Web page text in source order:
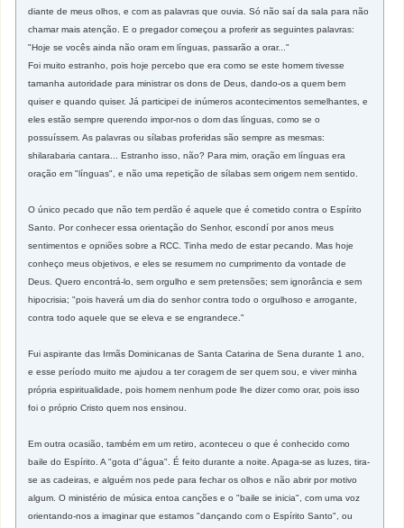
diante de meus olhos, e com as palavras que ouvia. Só não saí da sala para não
chamar mais atenção. E o pregador começou a proferir as seguintes palavras:
"Hoje se vocês ainda não oram em línguas, passarão a orar..."
Foi muito estranho, pois hoje percebo que era como se este homem tivesse
tamanha autoridade para ministrar os dons de Deus, dando-os a quem bem
quiser e quando quiser. Já participei de inúmeros acontecimentos semelhantes, e
eles estão sempre querendo impor-nos o dom das línguas, como se o
possuíssem. As palavras ou sílabas proferidas são sempre as mesmas:
shilarabaria cantara... Estranho isso, não? Para mim, oração em línguas era
oração em "línguas", e não uma repetição de sílabas sem origem nem sentido.
O único pecado que não tem perdão é aquele que é cometido contra o Espírito
Santo. Por conhecer essa orientação do Senhor, escondí por anos meus
sentimentos e opniões sobre a RCC. Tinha medo de estar pecando. Mas hoje
conheço meus objetivos, e eles se resumem no cumprimento da vontade de
Deus. Quero encontrá-lo, sem orgulho e sem pretensões; sem ignorância e sem
hipocrisia; "pois haverá um dia do senhor contra todo o orgulhoso e arrogante,
contra todo aquele que se eleva e se engrandece."
Fui aspirante das Irmãs Dominicanas de Santa Catarina de Sena durante 1 ano,
e esse período muito me ajudou a ter coragem de ser quem sou, e viver minha
própria espiritualidade, pois homem nenhum pode lhe dizer como orar, pois isso
foi o próprio Cristo quem nos ensinou.
Em outra ocasião, também em um retiro, aconteceu o que é conhecido como
baile do Espírito. A "gota d"água". É feito durante a noite. Apaga-se as luzes, tira-
se as cadeiras, e alguém nos pede para fechar os olhos e não abrir por motivo
algum. O ministério de música entoa canções e o "baile se inicia", com uma voz
orientando-nos a imaginar que estamos "dançando com o Espírito Santo", ou